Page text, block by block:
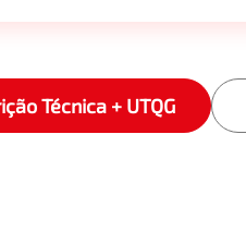
Técnica + UTQG